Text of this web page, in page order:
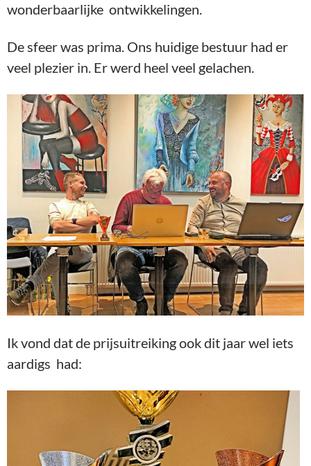
wonderbaarlijke ontwikkelingen.
De sfeer was prima. Ons huidige bestuur had er
veel plezier in. Er werd heel veel gelachen.
Ik vond dat de prijsuitreiking ook dit jaar wel iets
aardigs had: